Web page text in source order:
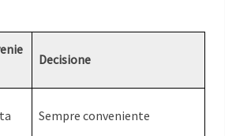
Decisione
Sempre conveniente